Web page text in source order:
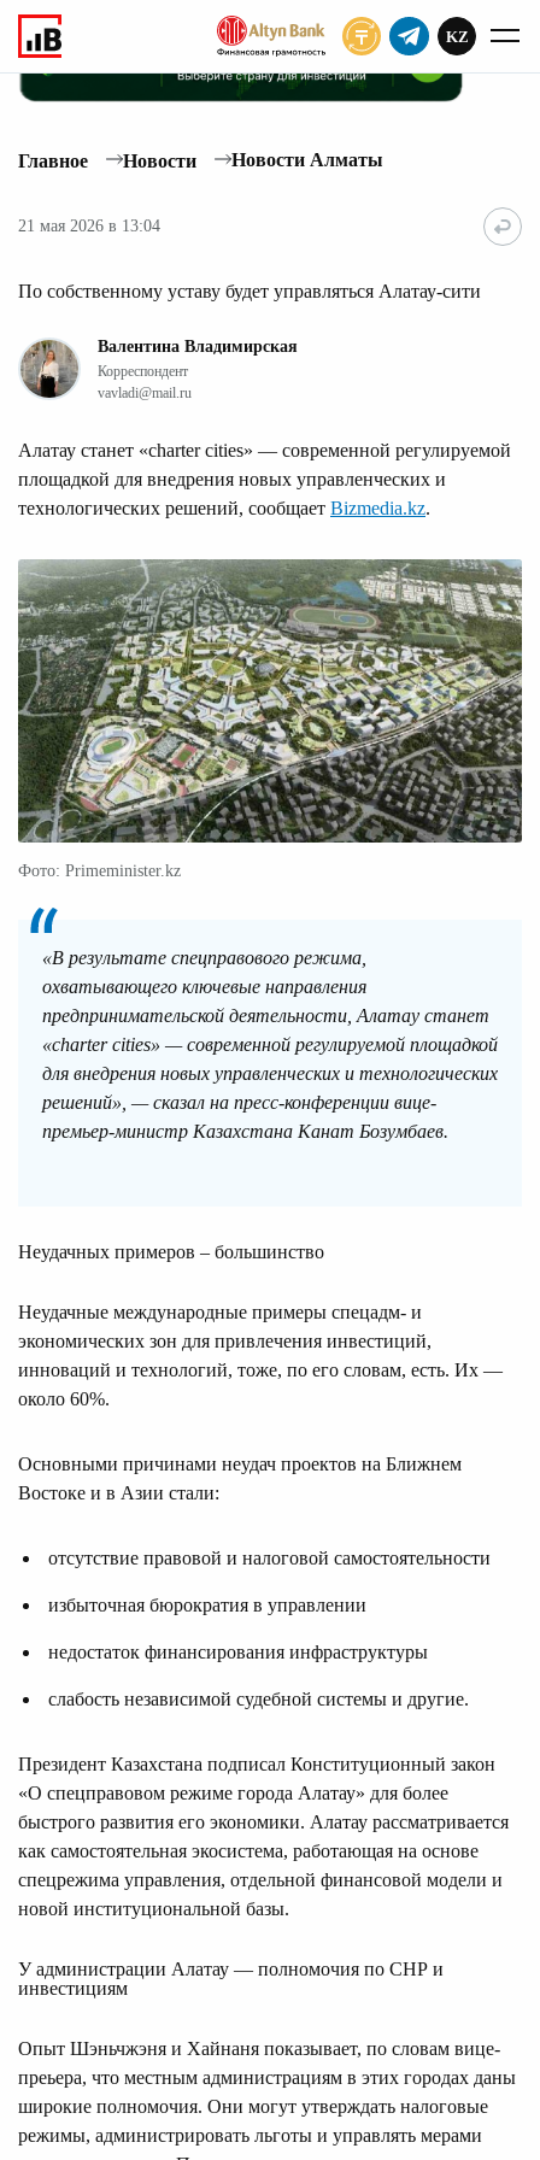
KZ
Главное Новости Новости Алматы
21 мая 2026 в 13:04
По собственному уставу будет управляться Алатау-сити
Валентина Владимирская
Корреспондент
vavladi@mail.ru
Алатау станет «charter cities» — современной регулируемой
площадкой для внедрения новых управленческих и
технологических решений, сообщает Bizmedia.kz.
Фото: Primeminister.kz
«В результате спецправового режима,
охватывающего ключевые направления
предпринимательской деятельности, Алатау станет
«charter cities» — современной регулируемой площадкой
для внедрения новых управленческих и технологических
решений», — сказал на пресс-конференции вице-
премьер-министр Казахстана Канат Бозумбаев.
Неудачных примеров – большинство
Неудачные международные примеры спецадм- и
экономических зон для привлечения инвестиций,
инноваций и технологий, тоже, по его словам, есть. Их —
около 60%.
Основными причинами неудач проектов на Ближнем
Востоке и в Азии стали:
отсутствие правовой и налоговой самостоятельности
избыточная бюрократия в управлении
недостаток финансирования инфраструктуры
слабость независимой судебной системы и другие.
Президент Казахстана подписал Конституционный закон
«О спецправовом режиме города Алатау» для более
быстрого развития его экономики. Алатау рассматривается
как самостоятельная экосистема, работающая на основе
спецрежима управления, отдельной финансовой модели и
новой институциональной базы.
У администрации Алатау — полномочия по СНР и
инвестициям
Опыт Шэньчжэня и Хайнаня показывает, по словам вице-
преьера, что местным администрациям в этих городах даны
широкие полномочия. Они могут утверждать налоговые
режимы, администрировать льготы и управлять мерами